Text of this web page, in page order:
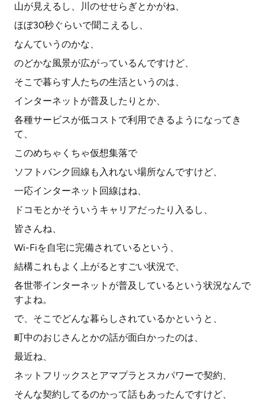
山が見えるし、川のせせらぎとかがね、
ほぼ30秒ぐらいで聞こえるし、
なんていうのかな、
のどかな風景が広がっているんですけど、
そこで暮らす人たちの生活というのは、
インターネットが普及したりとか、
各種サービスが低コストで利用できるようになってき
て、
このめちゃくちゃ仮想集落で
ソフトバンク回線も入れない場所なんですけど、
一応インターネット回線はね、
ドコモとかそういうキャリアだったり入るし、
皆さんね、
Wi-Fiを自宅に完備されているという、
結構これもよく上がるとすごい状況で、
各世帯インターネットが普及しているという状況なんで
すよね。
で、そこでどんな暮らしされているかというと、
町中のおじさんとかの話が面白かったのは、
最近ね、
ネットフリックスとアマプラとスカパワーで契約、
そんな契約してるのかって話もあったんですけど、